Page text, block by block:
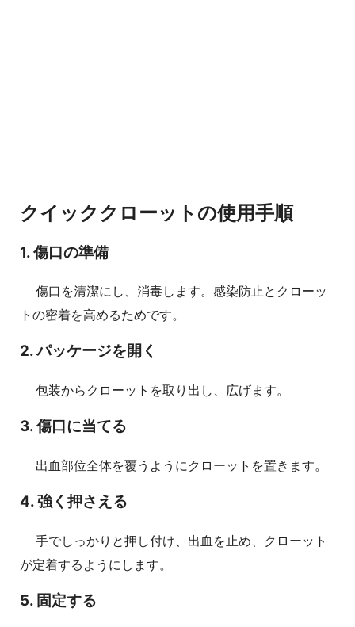
クイッククローットの使用手順
1. 傷口の準備
傷口を清潔にし、消毒します。感染防止とクローッ
トの密着を高めるためです。
2. パッケージを開く
包装からクローットを取り出し、広げます。
3. 傷口に当てる
出血部位全体を覆うようにクローットを置きます。
4. 強く押さえる
手でしっかりと押し付け、出血を止め、クローット
が定着するようにします。
5. 固定する